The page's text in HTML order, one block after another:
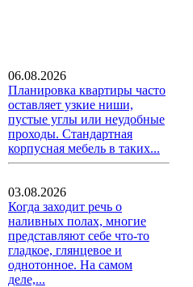
06.08.2026
Планировка квартиры часто
оставляет узкие ниши,
пустые углы или неудобные
проходы. Стандартная
корпусная мебель в таких...
03.08.2026
Когда заходит речь о
наливных полах, многие
представляют себе что-то
гладкое, глянцевое и
однотонное. На самом
деле,...